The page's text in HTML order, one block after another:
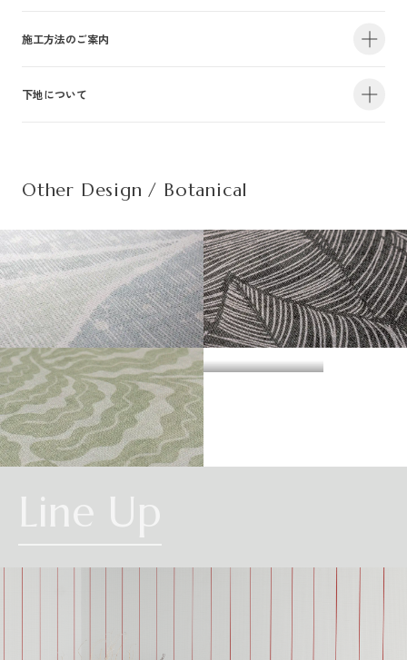
・防カビ性能
推奨糊は、「プリンテリアボンド」もしくは、「ウォールボンド100」です。
・サイズ
950mm×47m（有効巾900mm・m切売り）
・不燃認定番号
NM-5450
・準不燃認定番号
MFN-3734
| リピートレス商品について |
横のリピートサイズがW900mm以上の商品はリピートレスタイプです。
だき、番号をご指定ください。
リピートレスタイプのご注文数量は、本売り(W900mmxH2700mm/本)となり
ますのでご注意ください。
| 1.防火性能について |
建物内の内装仕上げに関しては、建築基準法により防火上の基準が定められ
ださい。詳細は下地についてをご参照ください。
| 2.使用環境について |
高温、多濯、水漏れの環墳や屋外での使用はお避けください。天井や間接照
明付近など、下地の段差が目立つ場所にご使用になる場合は、ご注意下さ
い。
| 3.柄合わせの必要な商品について |
柄合わせを必要とする商品は、要尺が無地系の商品よりも多くなりますので
てください。
| 4.施工費について |
一般ビニル壁紙と比較して加工難易度が冨いため、施工費が割増しになる場
合があります。あらかじめ商品特性や現場の環境などをご確認の上、商品選
施工方法のご案内
詳しい施工方法のご案内につきましては、PDFをご覧ください。
下地について
また種別は随時追加・変更がなされております。必ず最新の情報をご確認く
材質 普通紙＋ポリ塩化
防
火
性
能
施
工
方
法
直
張
り
不燃材料※① 不燃
不燃石膏ボード※② 不燃
準不燃材料※③ 準不燃
金属板※④
施
工
方
り
不燃材料※①
準不燃材料※③
Other Design / Botanical
KOCHIA
Line Up